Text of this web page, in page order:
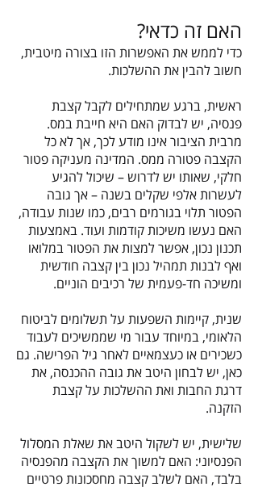
האם זה כדאי?
כדי לממש את האפשרות הזו בצורה מיטבית,
חשוב להבין את ההשלכות.
ראשית, ברגע שמתחילים לקבל קצבת
פנסיה, יש לבדוק האם היא חייבת במס.
מרבית הציבור אינו מודע לכך, אך לא כל
הקצבה פטורה ממס. המדינה מעניקה פטור
חלקי, שאותו יש לדרוש – שיכול להגיע
לעשרות אלפי שקלים בשנה – אך גובה
הפטור תלוי בגורמים רבים, כמו שנות עבודה,
האם נעשו משיכות קודמות ועוד. באמצעות
תכנון נכון, אפשר למצות את הפטור במלואו
ואף לבנות תמהיל נכון בין קצבה חודשית
ומשיכה חד-פעמית של רכיבים הוניים.
שנית, קיימות השפעות על תשלומים לביטוח
הלאומי, במיוחד עבור מי שממשיכים לעבוד
כשכירים או כעצמאיים לאחר גיל הפרישה. גם
כאן, יש לבחון היטב את גובה ההכנסה, את
דרגת החבות ואת ההשלכות על קצבת
הזקנה.
שלישית, יש לשקול היטב את שאלת המסלול
הפנסיוני: האם למשוך את הקצבה מהפנסיה
בלבד, האם לשלב קצבה מחסכונות פרטיים